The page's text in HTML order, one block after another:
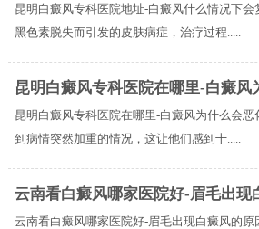
昆明白癜风专科医院地址-白癜风什么情况下会
黑色素脱失而引发的皮肤病症，治疗过程.....
昆明白癜风专科医院在哪里-白癜风
昆明白癜风专科医院在哪里-白癜风为什么会
到病情突然加重的情况，这让他们感到十.....
云南看白癜风哪家医院好-眉毛出现
云南看白癜风哪家医院好-眉毛出现白癜风的